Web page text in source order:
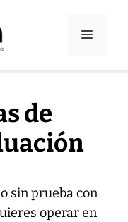
Menú
de
sin prueba con
operar en